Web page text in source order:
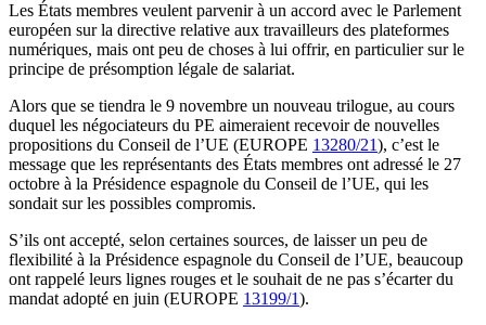
Les États membres veulent parvenir à un accord avec le Parlement
européen sur la directive relative aux travailleurs des plateformes
numériques, mais ont peu de choses à lui offrir, en particulier sur le
principe de présomption légale de salariat.
Alors que se tiendra le 9 novembre un nouveau trilogue, au cours
duquel les négociateurs du PE aimeraient recevoir de nouvelles
propositions du Conseil de l’UE (EUROPE 13280/21), c’est le
message que les représentants des États membres ont adressé le 27
octobre à la Présidence espagnole du Conseil de l’UE, qui les
sondait sur les possibles compromis.
S’ils ont accepté, selon certaines sources, de laisser un peu de
flexibilité à la Présidence espagnole du Conseil de l’UE, beaucoup
ont rappelé leurs lignes rouges et le souhait de ne pas s’écarter du
mandat adopté en juin (EUROPE 13199/1).